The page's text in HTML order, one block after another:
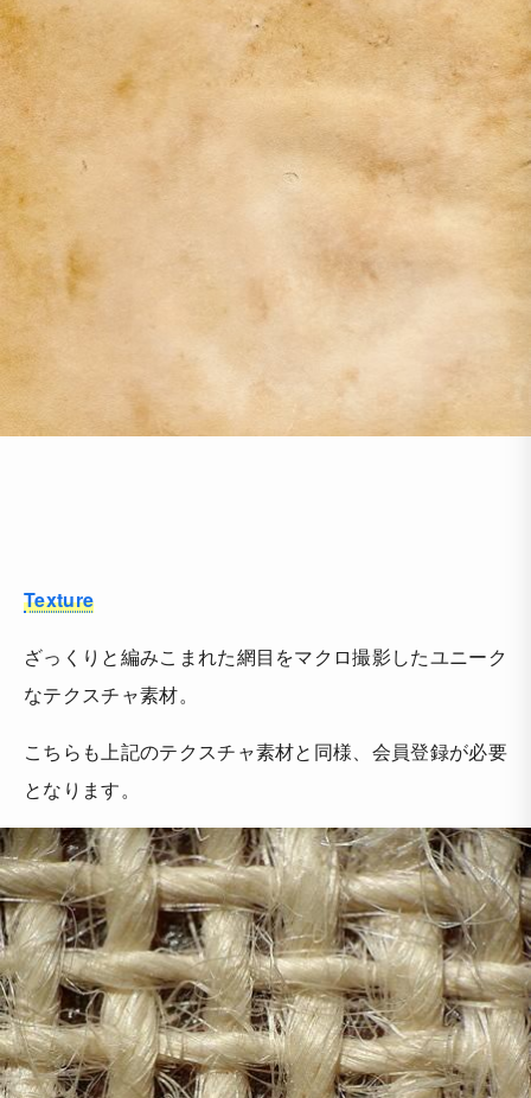
Texture
ざっくりと編みこまれた網目をマクロ撮影したユニーク
なテクスチャ素材。
こちらも上記のテクスチャ素材と同様、会員登録が必要
となります。